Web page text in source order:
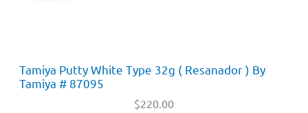
Tamiya Putty White Type 32g ( Resanador ) By
Tamiya # 87095
$220.00